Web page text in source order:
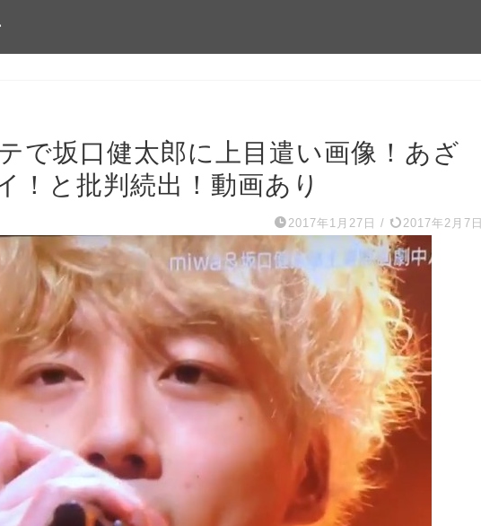
で坂口健太郎に上目遣い画像！あざ
！と批判続出！動画あり
2017年1月27日 / 2017年2月7日